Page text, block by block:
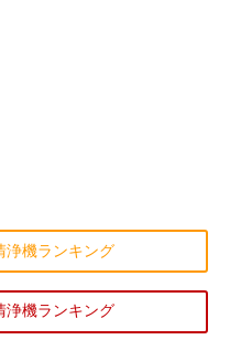
機ランキング
機ランキング